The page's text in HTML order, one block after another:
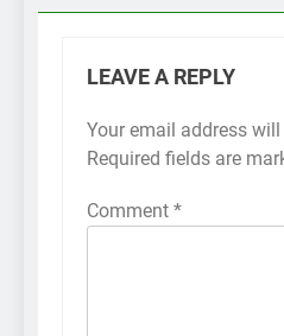
LEAVE A REPLY
Your email address
Required fields are
Comment *